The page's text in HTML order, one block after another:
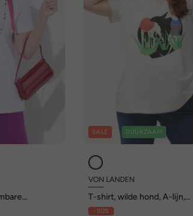
SALE DUURZAAM
VON LANDEN
T-shirt, wilde hond, A-lijn,
tuniekhalslijn, halve mouwen
- 50%